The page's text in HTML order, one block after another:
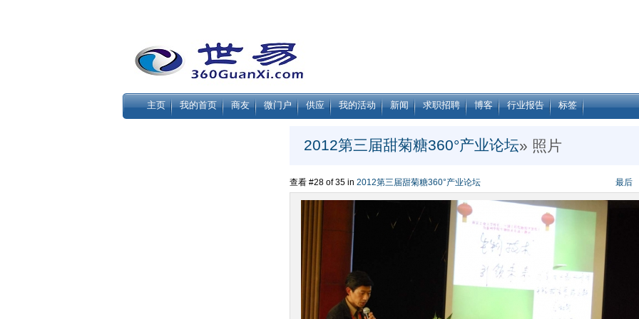
主页 我的首页 商友 微门户 供应 我的活动 新闻 求职招聘 博客 行业报告 标签
2012第三届甜菊糖360°产业论坛» 照片
查看 #28 of 35 in 2012第三届甜菊糖360°产业论坛 最后